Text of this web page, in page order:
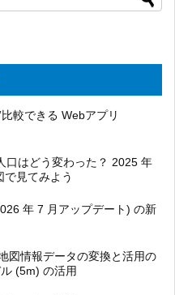
較できる Webアプリ
口はどう変わった？ 2025 年
で見てみよう
年 7 月アップデート) の新
図情報データの変換と活用の
(5m) の活用